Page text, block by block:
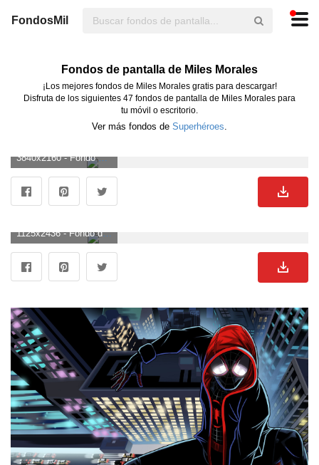
FondosMil
Fondos de pantalla de Miles Morales
¡Los mejores fondos de Miles Morales gratis para descargar!
Disfruta de los siguientes 47 fondos de pantalla de Miles Morales para
tu móvil o escritorio.
Ver más fondos de Superhéroes.
3840x2160 - Fondo de pantalla de 3840x2160. Fondo para computadora 4K Ultra HD de Miles Morales.
1125x2436 - Fondo de pantalla de 1125x2436. Fondo para móvil de Miles Morales.